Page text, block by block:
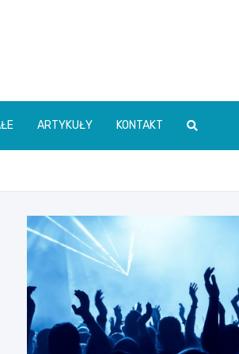
ARTYKUŁY KONTAKT